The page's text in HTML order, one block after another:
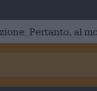
Pertanto, al